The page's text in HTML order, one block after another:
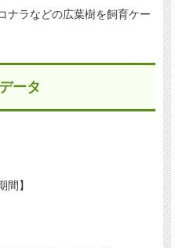
ナラなどの広葉樹を飼育ケー
ータ
間】